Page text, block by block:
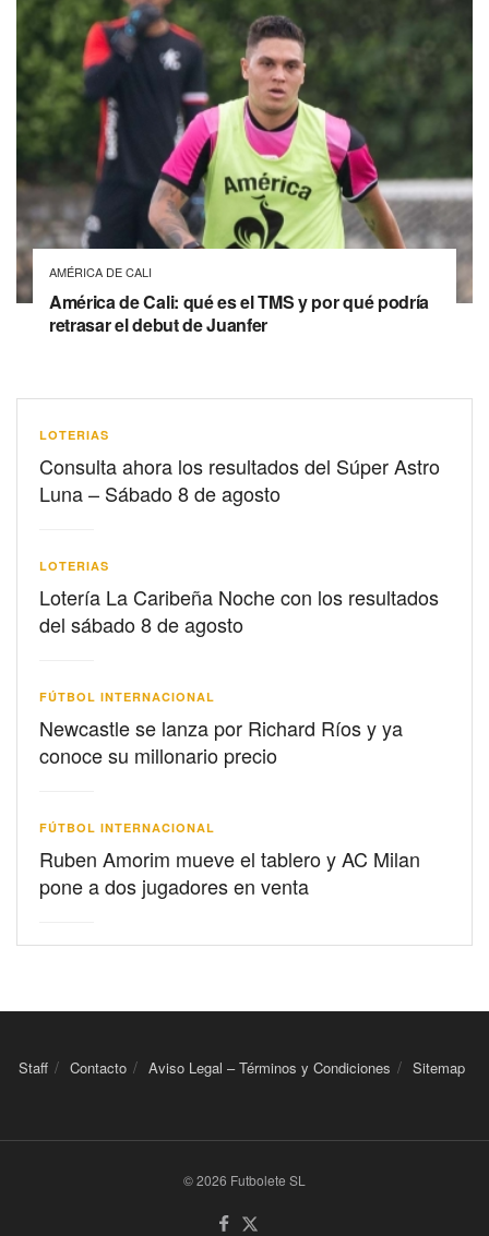
AMÉRICA DE CALI
América de Cali: qué es el TMS y por qué podría
retrasar el debut de Juanfer
LOTERIAS
Consulta ahora los resultados del Súper Astro
Luna – Sábado 8 de agosto
LOTERIAS
Lotería La Caribeña Noche con los resultados
del sábado 8 de agosto
FÚTBOL INTERNACIONAL
Newcastle se lanza por Richard Ríos y ya
conoce su millonario precio
FÚTBOL INTERNACIONAL
Ruben Amorim mueve el tablero y AC Milan
pone a dos jugadores en venta
Staff Contacto Aviso Legal – Términos y Condiciones Sitemap
© 2026 Futbolete SL